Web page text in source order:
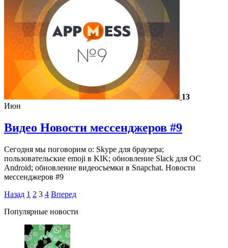
13
Июн
Видео Новости мессенджеров #9
Сегодня мы поговорим о: Skype для браузера;
пользовательские emoji в KIK; обновление Slack для ОС
Android; обновление видеосъемки в Snapchat. Новости
мессенджеров #9
Назад 1 2 3 4 Вперед
Популярные новости